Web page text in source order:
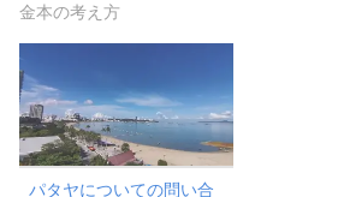
金本の考え方
パタヤについての問い合